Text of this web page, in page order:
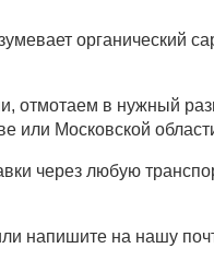
органический
отмотаем в нужный
или Московской
через любую
напишите на нашу